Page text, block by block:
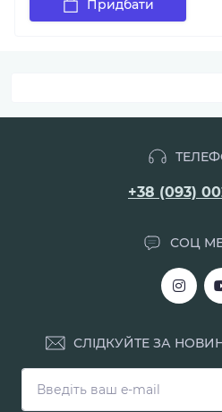
Придбати
+38 (093)
СОЦ
СЛІДКУЙТЕ ЗА